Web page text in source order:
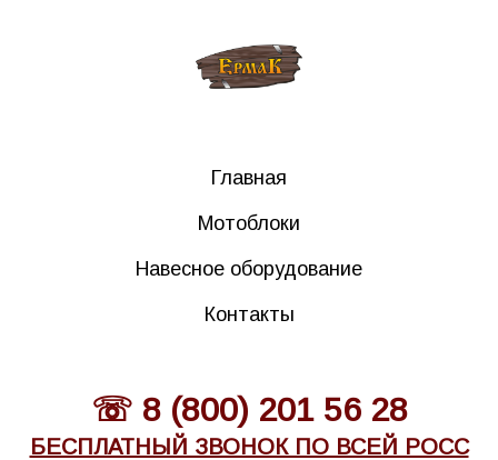
Главная
Мотоблоки
Навесное оборудование
Контакты
☏ 8 (800) 201 56 28
БЕСПЛАТНЫЙ ЗВОНОК ПО ВСЕЙ РОСС